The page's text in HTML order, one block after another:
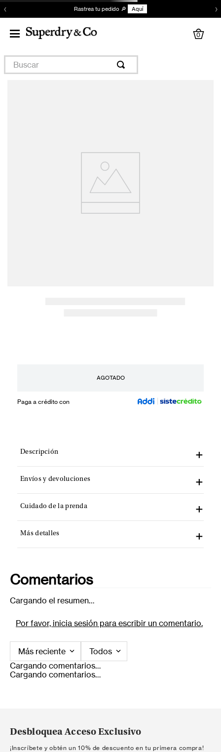
‹ Rastrea tu pedido 🔎 Aquí ›
0
Buscar
AGOTADO
Paga a crédito con
Descripción
Envíos y devoluciones
Cuidado de la prenda
Más detalles
Comentarios
Cargando el resumen…
Por favor, inicia sesión para escribir un comentario.
Más reciente
Todos
Cargando comentarios…
Cargando comentarios…
Desbloquea Acceso Exclusivo
¡Inscríbete y obtén un 10% de descuento en tu primera compra!